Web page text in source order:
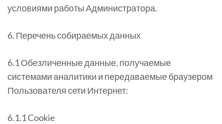
условиями работы Администратора.
6. Перечень собираемых данных
6.1 Обезличенные данные, получаемые
системами аналитики и передаваемые браузером
Пользователя сети Интернет:
6.1.1 Cookie